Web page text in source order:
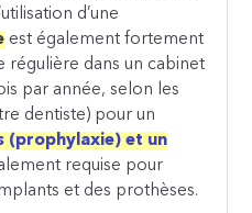
d’une
est également fortement
régulière dans un cabinet
par année, selon les
dentiste) pour un
(prophylaxie) et un
requise pour
et des prothèses.